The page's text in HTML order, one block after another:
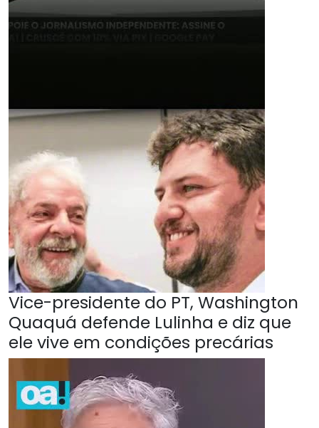
Vice-presidente do PT, Washington
Quaquá defende Lulinha e diz que
ele vive em condições precárias